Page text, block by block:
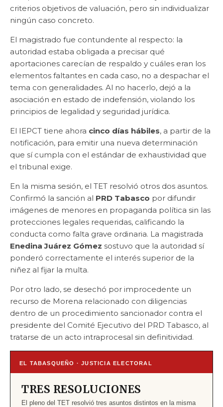
criterios objetivos de valuación, pero sin individualizar
ningún caso concreto.
El magistrado fue contundente al respecto: la
autoridad estaba obligada a precisar qué
aportaciones carecían de respaldo y cuáles eran los
elementos faltantes en cada caso, no a despachar el
tema con generalidades. Al no hacerlo, dejó a la
asociación en estado de indefensión, violando los
principios de legalidad y seguridad jurídica.
El IEPCT tiene ahora cinco días hábiles, a partir de la
notificación, para emitir una nueva determinación
que sí cumpla con el estándar de exhaustividad que
el tribunal exige.
En la misma sesión, el TET resolvió otros dos asuntos.
Confirmó la sanción al PRD Tabasco por difundir
imágenes de menores en propaganda política sin las
protecciones legales requeridas, calificando la
conducta como falta grave ordinaria. La magistrada
Enedina Juárez Gómez sostuvo que la autoridad sí
ponderó correctamente el interés superior de la
niñez al fijar la multa.
Por otro lado, se desechó por improcedente un
recurso de Morena relacionado con diligencias
dentro de un procedimiento sancionador contra el
presidente del Comité Ejecutivo del PRD Tabasco, al
tratarse de un acto intraprocesal sin definitividad.
EL TABASQUEÑO · JUSTICIA ELECTORAL
TRES RESOLUCIONES
El pleno del TET resolvió tres asuntos distintos en la misma